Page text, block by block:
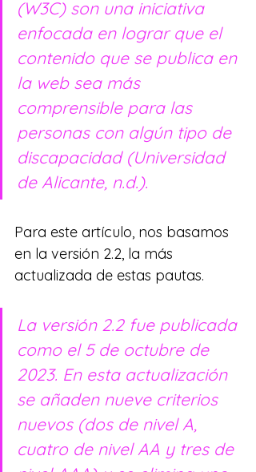
(W3C) son una iniciativa
enfocada en lograr que el
contenido que se publica en
la web sea más
comprensible para las
personas con algún tipo de
discapacidad (Universidad
de Alicante, n.d.).
Para este artículo, nos basamos
en la versión 2.2, la más
actualizada de estas pautas.
La versión 2.2 fue publicada
como el 5 de octubre de
2023. En esta actualización
se añaden nueve criterios
nuevos (dos de nivel A,
cuatro de nivel AA y tres de